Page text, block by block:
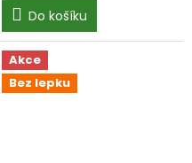
4,0
z
hvězdiček.
Do košíku
Akce
Bez lepku